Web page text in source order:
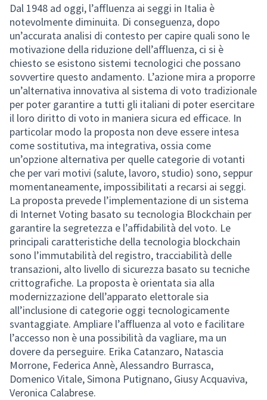
Dal 1948 ad oggi, l’affluenza ai seggi in Italia è
notevolmente diminuita. Di conseguenza, dopo
un’accurata analisi di contesto per capire quali sono le
motivazione della riduzione dell’affluenza, ci si è
chiesto se esistono sistemi tecnologici che possano
sovvertire questo andamento. L’azione mira a proporre
un’alternativa innovativa al sistema di voto tradizionale
per poter garantire a tutti gli italiani di poter esercitare
il loro diritto di voto in maniera sicura ed efficace. In
particolar modo la proposta non deve essere intesa
come sostitutiva, ma integrativa, ossia come
un’opzione alternativa per quelle categorie di votanti
che per vari motivi (salute, lavoro, studio) sono, seppur
momentaneamente, impossibilitati a recarsi ai seggi.
La proposta prevede l’implementazione di un sistema
di Internet Voting basato su tecnologia Blockchain per
garantire la segretezza e l’affidabilità del voto. Le
principali caratteristiche della tecnologia blockchain
sono l’immutabilità del registro, tracciabilità delle
transazioni, alto livello di sicurezza basato su tecniche
crittografiche. La proposta è orientata sia alla
modernizzazione dell’apparato elettorale sia
all’inclusione di categorie oggi tecnologicamente
svantaggiate. Ampliare l’affluenza al voto e facilitare
l’accesso non è una possibilità da vagliare, ma un
dovere da perseguire. Erika Catanzaro, Natascia
Morrone, Federica Annè, Alessandro Burrasca,
Domenico Vitale, Simona Putignano, Giusy Acquaviva,
Veronica Calabrese.